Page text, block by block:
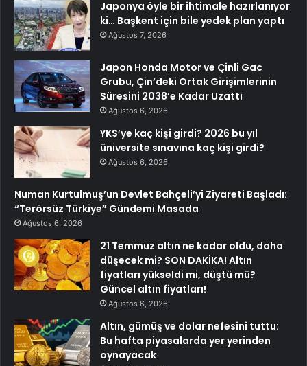
Japonya öyle bir ihtimale hazırlanıyor
ki… Başkent için bile yedek plan yaptı
Ağustos 7, 2026
Japon Honda Motor ve Çinli Gac
Grubu, Çin’deki Ortak Girişimlerinin
Süresini 2038’e Kadar Uzattı
Ağustos 6, 2026
YKS’ye kaç kişi girdi? 2026 bu yıl
üniversite sınavına kaç kişi girdi?
Ağustos 6, 2026
Numan Kurtulmuş’un Devlet Bahçeli’yi Ziyareti Başladı:
“Terörsüz Türkiye” Gündemi Masada
Ağustos 6, 2026
21 Temmuz altın ne kadar oldu, daha
düşecek mi? SON DAKİKA! Altın
fiyatları yükseldi mi, düştü mü?
Güncel altın fiyatları!
Ağustos 6, 2026
Altın, gümüş ve dolar nefesini tuttu:
Bu hafta piyasalarda yer yerinden
oynayacak